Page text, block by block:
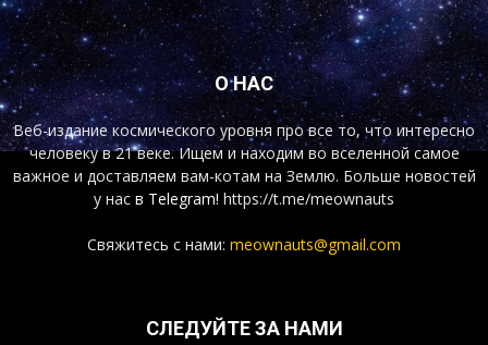
О НАС
Веб-издание космического уровня про все то, что интересно
человеку в 21 веке. Ищем и находим во вселенной самое
важное и доставляем вам-котам на Землю. Больше новостей
у нас в Telegram! https://t.me/meownauts
Свяжитесь с нами: meownauts@gmail.com
СЛЕДУЙТЕ ЗА НАМИ